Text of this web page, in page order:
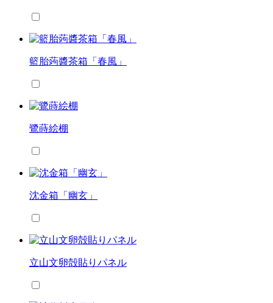
籃胎蒟醬茶箱「春風」
鷺蒔絵棚
沈金箱「幽玄」
立山文卵殻貼りパネル